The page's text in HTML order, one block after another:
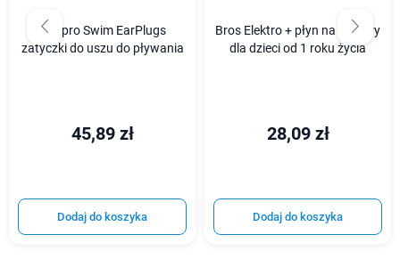
Haspro Swim EarPlugs
zatyczki do uszu do pływania
45,89 zł
Dodaj do koszyka
Bros Elektro + płyn na komary
dla dzieci od 1 roku życia
28,09 zł
Dodaj do koszyka